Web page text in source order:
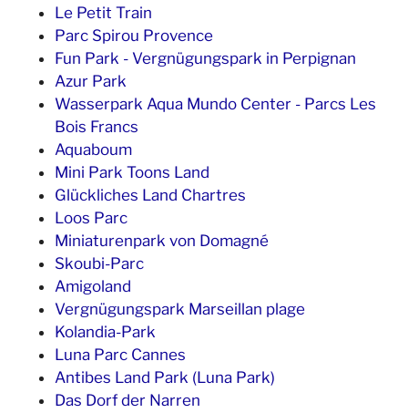
Le Petit Train
Parc Spirou Provence
Fun Park - Vergnügungspark in Perpignan
Azur Park
Wasserpark Aqua Mundo Center - Parcs Les
Bois Francs
Aquaboum
Mini Park Toons Land
Glückliches Land Chartres
Loos Parc
Miniaturenpark von Domagné
Skoubi-Parc
Amigoland
Vergnügungspark Marseillan plage
Kolandia-Park
Luna Parc Cannes
Antibes Land Park (Luna Park)
Das Dorf der Narren